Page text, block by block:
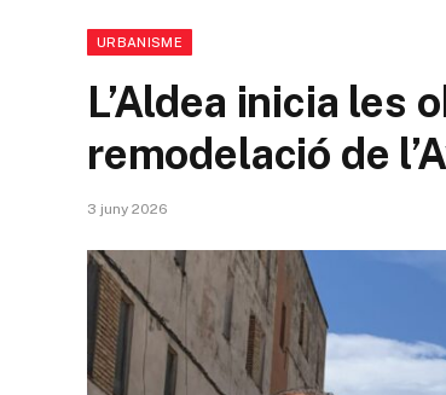
URBANISME
L’Aldea inicia les
remodelació de
3 juny 2026